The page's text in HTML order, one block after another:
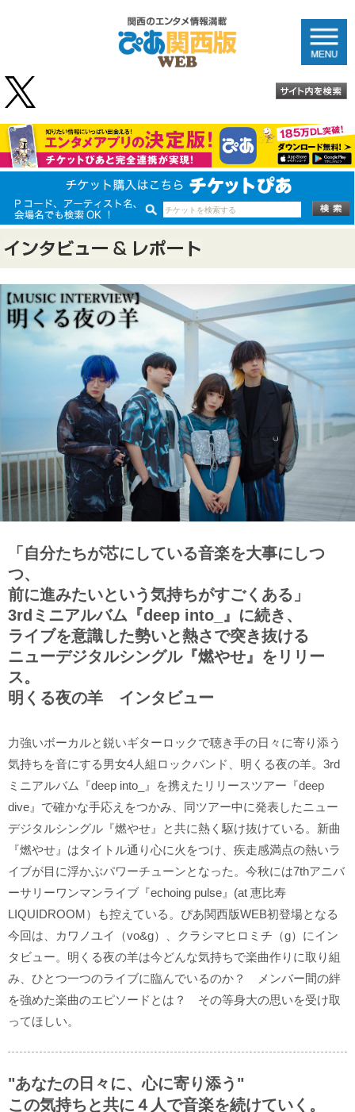
「自分たちが芯にしている音楽を大事にしつ
つ、
前に進みたいという気持ちがすごくある」
3rdミニアルバム『deep into_』に続き、
ライブを意識した勢いと熱さで突き抜ける
ニューデジタルシングル『燃やせ』をリリー
ス。
明くる夜の羊 インタビュー
力強いボーカルと鋭いギターロックで聴き手の日々に寄り添う
気持ちを音にする男女4人組ロックバンド、明くる夜の羊。3rd
ミニアルバム『deep into_』を携えたリリースツアー『deep
dive』で確かな手応えをつかみ、同ツアー中に発表したニュー
デジタルシングル『燃やせ』と共に熱く駆け抜けている。新曲
『燃やせ』はタイトル通り心に火をつけ、疾走感満点の熱いラ
イブが目に浮かぶパワーチューンとなった。今秋には7thアニバ
ーサリーワンマンライブ『echoing pulse』(at 恵比寿
LIQUIDROOM）も控えている。ぴあ関西版WEB初登場となる
今回は、カワノユイ（vo&g）、クラシマヒロミチ（g）にイン
タビュー。明くる夜の羊は今どんな気持ちで楽曲作りに取り組
み、ひとつ一つのライブに臨んでいるのか？ メンバー間の絆
を強めた楽曲のエピソードとは？ その等身大の思いを受け取
ってほしい。
"あなたの日々に、心に寄り添う"
この気持ちと共に４人で音楽を続けていく。